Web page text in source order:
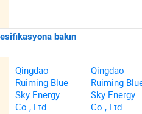
bakın
Qingdao
Ruiming Blue
Sky Energy
Co., Ltd.
Qingdao
Ruiming
Sky Energy
Co., Ltd.